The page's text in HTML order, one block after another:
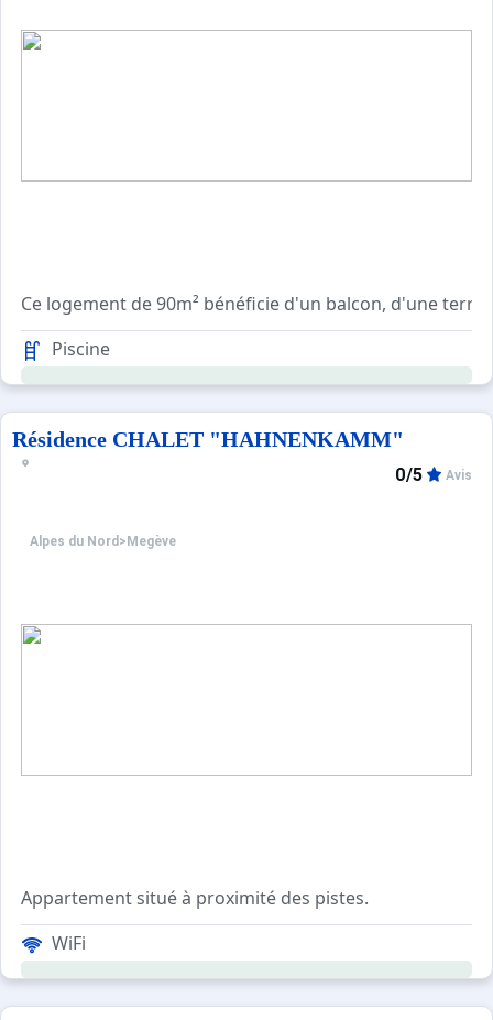
Ce logement de 90m² bénéficie d'un balcon, d'une
Piscine
Résidence CHALET "HAHNENKAMM"
Alpes du Nord > Megève
0/5 Avis
Appartement situé à proximité des pistes.
Ce logement de 83m² bénéficie d'un balcon, d'une
WiFi